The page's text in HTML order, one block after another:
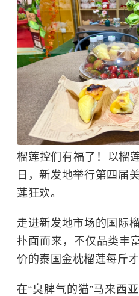
榴莲控们有福了！以榴
日，新发地举行第四届
莲狂欢。
走进新发地市场的国际
扑面而来，不仅品类丰
价的泰国金枕榴莲每斤才
在“臭脾气的猫”马来西